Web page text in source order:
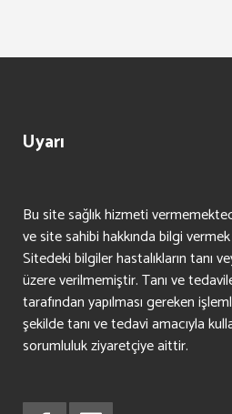
Uyarı
Bu site sağlık hizmeti
ve site sahibi hakkında bilgi vermek
Sitedeki bilgiler hastalıkların tanı
üzere verilmemiştir. Tanı ve
tarafından yapılması gereken
şekilde tanı ve tedavi amacıyla
sorumluluk ziyaretçiye aittir.